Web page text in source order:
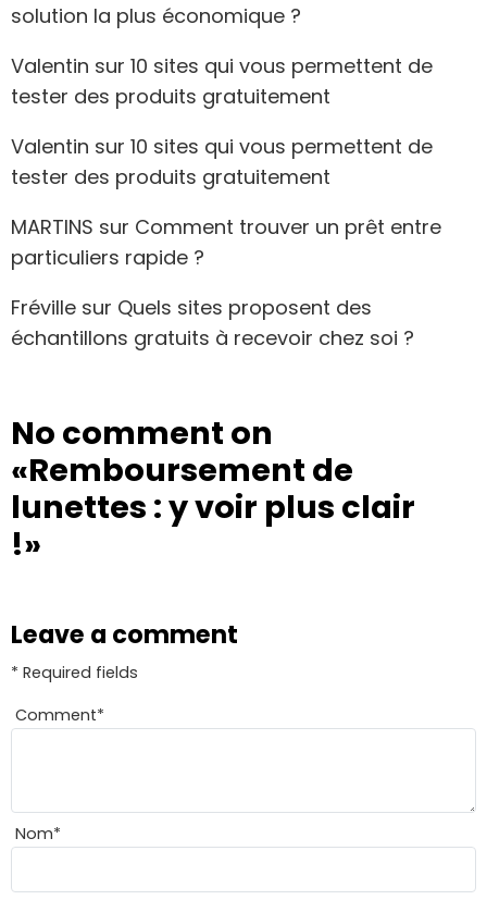
solution la plus économique ?
Valentin sur 10 sites qui vous permettent de
tester des produits gratuitement
Valentin sur 10 sites qui vous permettent de
tester des produits gratuitement
MARTINS sur Comment trouver un prêt entre
particuliers rapide ?
Fréville sur Quels sites proposent des
échantillons gratuits à recevoir chez soi ?
No comment on
«Remboursement de
lunettes : y voir plus clair
!»
Leave a comment
* Required fields
Comment*
Nom*